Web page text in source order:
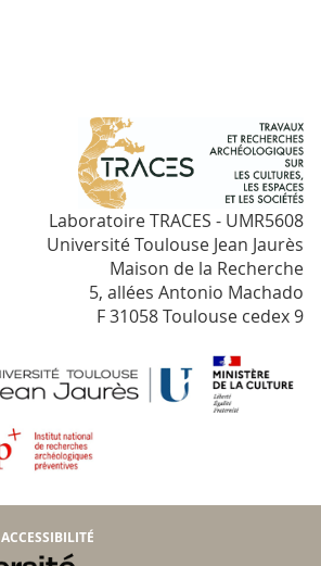
Laboratoire TRACES - UMR5608
Université Toulouse Jean Jaurès
Maison de la Recherche
5, allées Antonio Machado
F 31058 Toulouse cedex 9
ACCESSIBILITÉ